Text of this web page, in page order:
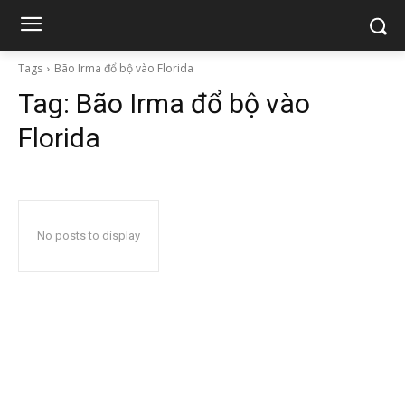
Tags Bão Irma đổ bộ vào Florida
Tag: Bão Irma đổ bộ vào
Florida
No posts to display